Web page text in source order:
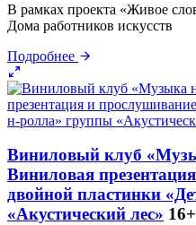
В рамках проекта «Живое
Дома работников искусств
Подробнее
Виниловый клуб
Виниловая
двойной пластинки
«Акустический лес» 16+